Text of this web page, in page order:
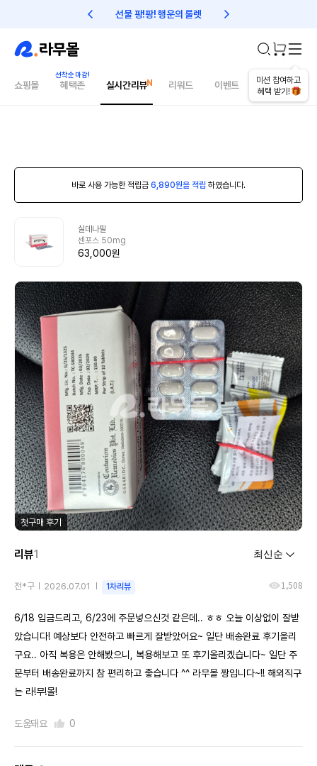
선물 팡!팡! 행운의 룰렛 친구초대 1만원 리워드!
미션 참여하고
혜택 받기!
쇼핑몰 혜택존 실시간리뷰 리워드 이벤트 건강매거진
바로 사용 가능한 적립금 6,890원을 적립 하였습니다.
실데나필
센포스 50mg
63,000원
첫구매 후기
리뷰1
전*구 2026.07.01 1차리뷰 1,508
6/18 입금드리고, 6/23에 주문넣으신것 같은데.. ㅎㅎ 오늘 이상없이 잘받
았습니다! 예상보다 안전하고 빠르게 잘받았어요~ 일단 배송완료 후기올리
구요.. 아직 복용은 안해봤으니, 복용해보고 또 후기올리겠습니다~ 일단 주
문부터 배송완료까지 참 편리하고 좋습니다 ^^ 라무몰 짱입니다~!! 해외직구
는 라!무!몰!
도움돼요 0